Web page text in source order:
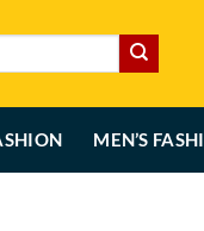
MEN’S